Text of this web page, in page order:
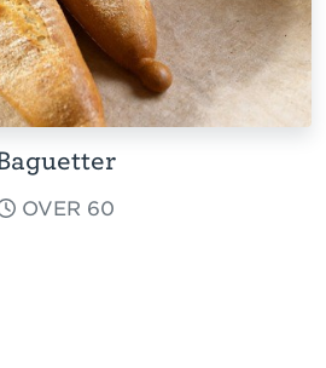
OVER 60